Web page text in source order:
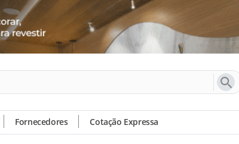
Fornecedores Cotação Expressa